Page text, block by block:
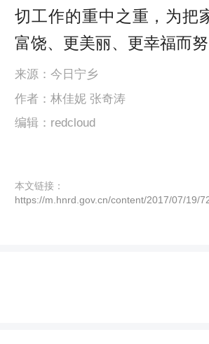
切工作的重中之重，为把
富饶、更美丽、更幸福而努
来源：今日宁乡
作者：林佳妮 张奇涛
编辑：redcloud
本文链接：
https://m.hnrd.gov.cn/content/2017/07/19/